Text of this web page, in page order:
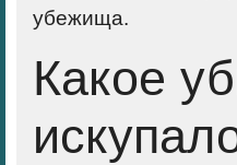
убежища.
Какое